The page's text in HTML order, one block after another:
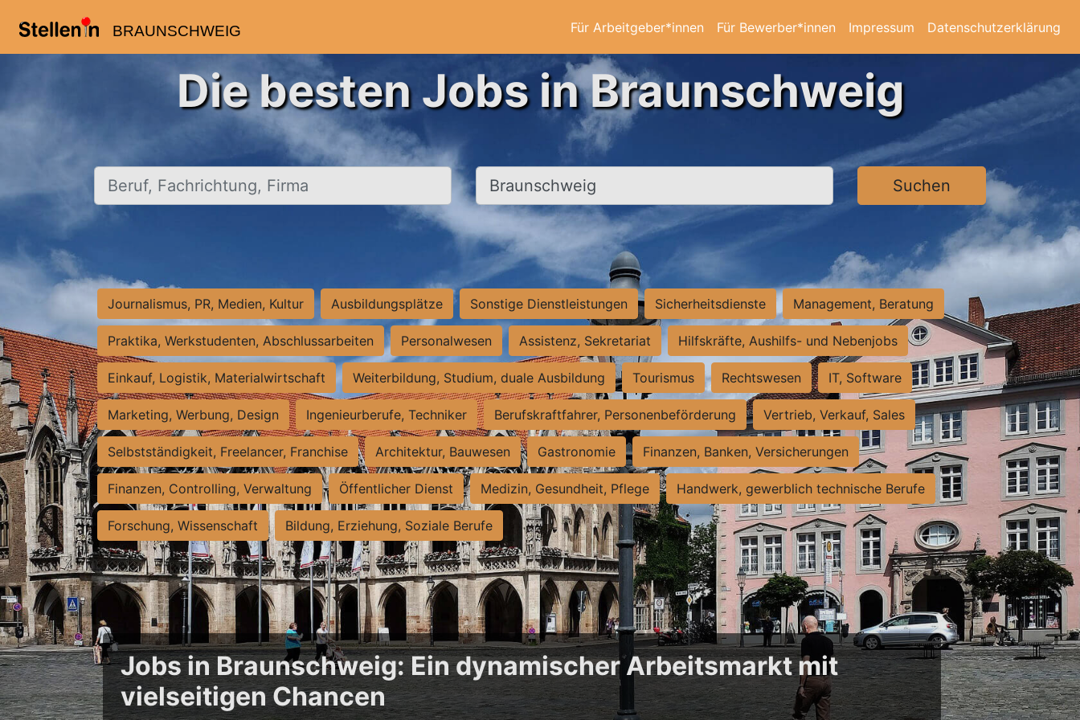
BRAUNSCHWEIG Für Arbeitgeber*innen Für Bewerber*innen Impressum Datenschutzerklärung
Die besten Jobs in Braunschweig
Beruf, Fachrichtung, Firma Ort, Stadt Suchen
Journalismus, PR, Medien, Kultur Ausbildungsplätze Sonstige Dienstleistungen Sicherheitsdienste Management, Beratung
Praktika, Werkstudenten, Abschlussarbeiten Personalwesen Assistenz, Sekretariat Hilfskräfte, Aushilfs- und Nebenjobs
Einkauf, Logistik, Materialwirtschaft Weiterbildung, Studium, duale Ausbildung Tourismus Rechtswesen IT, Software
Marketing, Werbung, Design Ingenieurberufe, Techniker Berufskraftfahrer, Personenbeförderung Vertrieb, Verkauf, Sales
Selbstständigkeit, Freelancer, Franchise Architektur, Bauwesen Gastronomie Finanzen, Banken, Versicherungen
Finanzen, Controlling, Verwaltung Öffentlicher Dienst Medizin, Gesundheit, Pflege Handwerk, gewerblich technische Berufe
Forschung, Wissenschaft Bildung, Erziehung, Soziale Berufe
Jobs in Braunschweig: Ein dynamischer Arbeitsmarkt mit
vielseitigen Chancen